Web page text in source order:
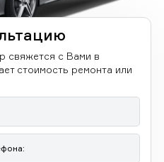
свяжется с Вами в
стоимость ремонта или